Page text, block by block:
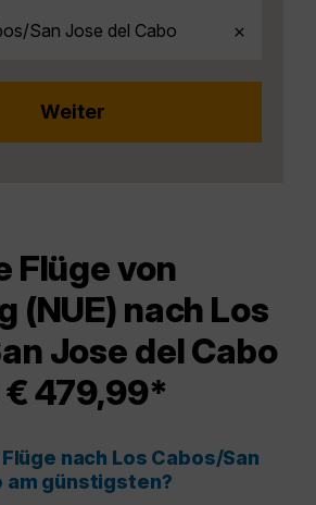
Flüge von
(NUE) nach Los
Jose del Cabo
€ 479,99*
nach Los Cabos/San
am günstigsten?